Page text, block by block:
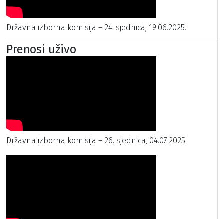
Državna izborna komisija – 24. sjednica, 19.06.2025.
Prenosi uživo
Državna izborna komisija – 26. sjednica, 04.07.2025.